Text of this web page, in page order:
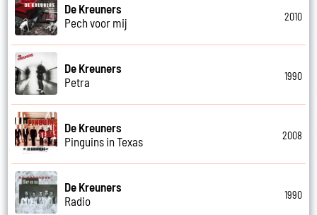
De Kreuners
Pech voor mij
2010
De Kreuners
Petra
1990
De Kreuners
Pinguins in Texas
2008
De Kreuners
Radio
1990